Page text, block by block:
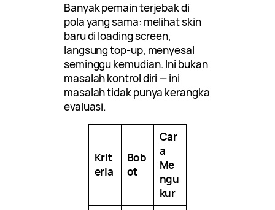
Banyak pemain terjebak di
pola yang sama: melihat skin
baru di loading screen,
langsung top-up, menyesal
seminggu kemudian. Ini bukan
masalah kontrol diri — ini
masalah tidak punya kerangka
evaluasi.
Krit
eria
Bob
ot
Car
a
Me
ngu
kur